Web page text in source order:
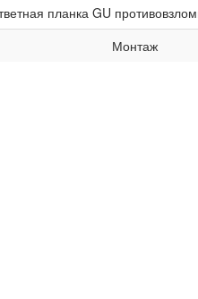
планка GU
Монтаж